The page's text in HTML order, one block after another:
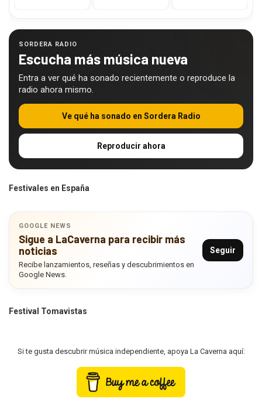
SORDERA RADIO
Escucha más música nueva
Entra a ver qué ha sonado recientemente o reproduce la
radio ahora mismo.
Ve qué ha sonado en Sordera Radio
Reproducir ahora
Festivales en España
GOOGLE NEWS
Sigue a LaCaverna para recibir más
noticias
Recibe lanzamientos, reseñas y descubrimientos en
Google News.
Seguir
Festival Tomavistas
Si te gusta descubrir música independiente, apoya La Caverna aquí: